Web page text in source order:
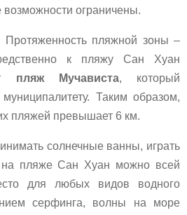
ограничены.
пляжной зоны –
к пляжу Сан Хуан
пляж Мучависта, который
Таким образом,
пляжей превышает 6 км.
солнечные ванны, играть
пляже Сан Хуан можно всей
для любых видов водного
серфинга, волны на море